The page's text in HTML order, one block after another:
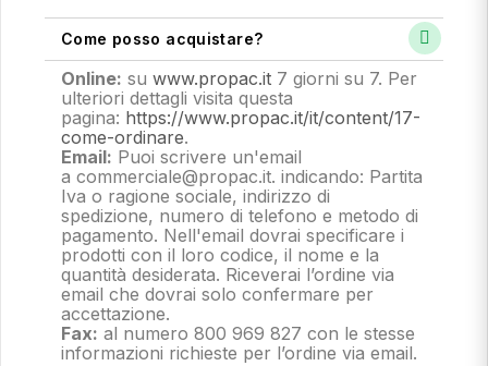
Come posso acquistare?
Online: su www.propac.it 7 giorni su 7. Per
ulteriori dettagli visita questa
pagina: https://www.propac.it/it/content/17-
come-ordinare.
Email: Puoi scrivere un'email
a commerciale@propac.it. indicando: Partita
Iva o ragione sociale, indirizzo di
spedizione, numero di telefono e metodo di
pagamento. Nell'email dovrai specificare i
prodotti con il loro codice, il nome e la
quantità desiderata. Riceverai l’ordine via
email che dovrai solo confermare per
accettazione.
Fax: al numero 800 969 827 con le stesse
informazioni richieste per l’ordine via email.